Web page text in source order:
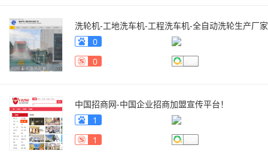
洗轮机-工地洗车机-工程洗车机-全自动洗轮生产厂家
[鲁企环科]
www.lqhb88.com
0
0
中国招商网-中国企业招商加盟宣传平台！
zhaoshang.qiyeku.com
1
1